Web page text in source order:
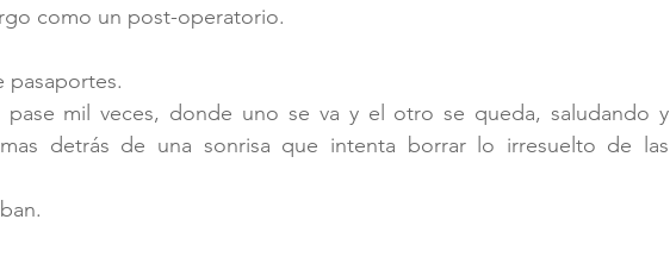
como un post-operatorio.
pasaportes.
pase mil veces, donde uno se va y el otro se queda, saludando y
detrás de una sonrisa que intenta borrar lo irresuelto de las